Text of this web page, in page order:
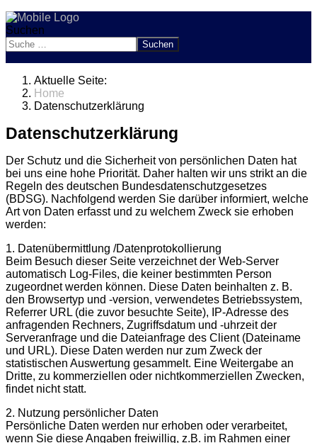
Suchen
Suchen
Aktuelle Seite:
Home
Datenschutzerklärung
Datenschutzerklärung
Der Schutz und die Sicherheit von persönlichen Daten hat
bei uns eine hohe Priorität. Daher halten wir uns strikt an die
Regeln des deutschen Bundesdatenschutzgesetzes
(BDSG). Nachfolgend werden Sie darüber informiert, welche
Art von Daten erfasst und zu welchem Zweck sie erhoben
werden:
1. Datenübermittlung /Datenprotokollierung
Beim Besuch dieser Seite verzeichnet der Web-Server
automatisch Log-Files, die keiner bestimmten Person
zugeordnet werden können. Diese Daten beinhalten z. B.
den Browsertyp und -version, verwendetes Betriebssystem,
Referrer URL (die zuvor besuchte Seite), IP-Adresse des
anfragenden Rechners, Zugriffsdatum und -uhrzeit der
Serveranfrage und die Dateianfrage des Client (Dateiname
und URL). Diese Daten werden nur zum Zweck der
statistischen Auswertung gesammelt. Eine Weitergabe an
Dritte, zu kommerziellen oder nichtkommerziellen Zwecken,
findet nicht statt.
2. Nutzung persönlicher Daten
Persönliche Daten werden nur erhoben oder verarbeitet,
wenn Sie diese Angaben freiwillig, z.B. im Rahmen einer